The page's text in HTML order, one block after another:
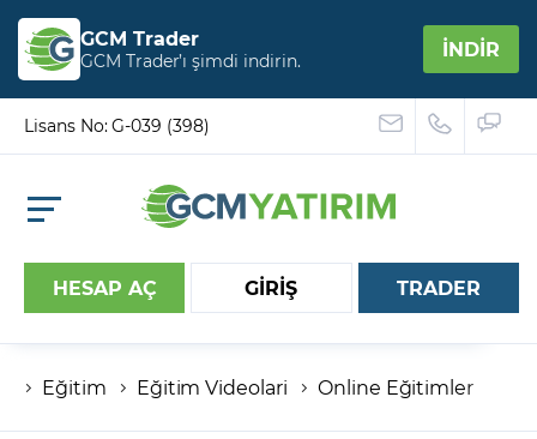
GCM Trader
GCM Trader’ı şimdi indirin. İNDİR
Lisans No: G-039 (398)
HESAP AÇ GİRİŞ
Hesap numaranız
TRADER
Eğitim Eğitim Videolari Online Eğitimler